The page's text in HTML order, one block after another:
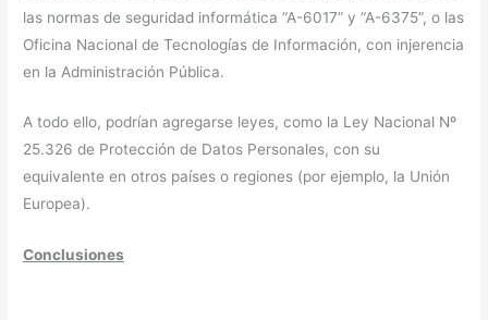
las normas de seguridad informática “A-6017” y “A-6375”, o las
Oficina Nacional de Tecnologías de Información, con injerencia
en la Administración Pública.
A todo ello, podrían agregarse leyes, como la Ley Nacional Nº
25.326 de Protección de Datos Personales, con su
equivalente en otros países o regiones (por ejemplo, la Unión
Europea).
Conclusiones